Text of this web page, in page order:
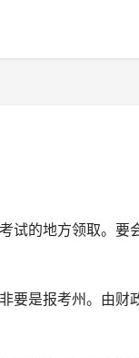
试的地方领取。要
要是报考州。由财